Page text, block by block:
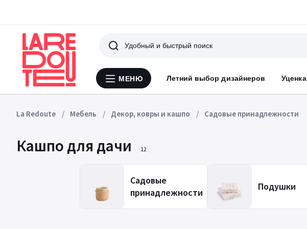
Меню
МЕНЮ Летний выбор дизайнеров Уценка
Поиск
La Redoute Мебель Декор, ковры и кашпо Садовые принадлежности
Кашпо для дачи 12
Садовые
принадлежности
Подушки